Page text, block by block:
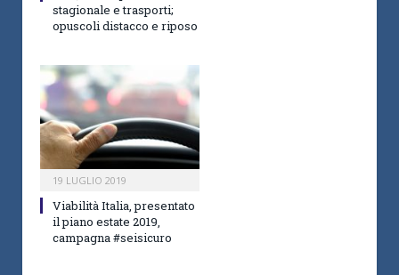
stagionale e trasporti;
opuscoli distacco e riposo
19 LUGLIO 2019
Viabilità Italia, presentato
il piano estate 2019,
campagna #seisicuro